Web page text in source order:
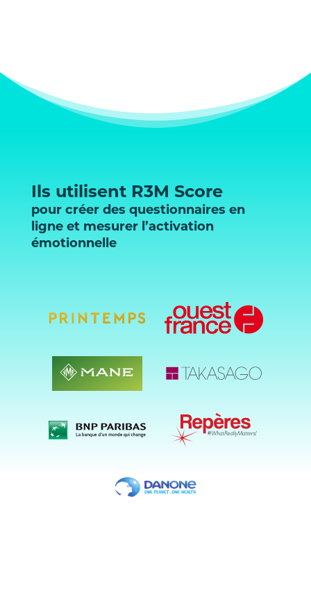
Ils utilisent R3M Score
pour créer des questionnaires en
ligne et mesurer l’activation
émotionnelle